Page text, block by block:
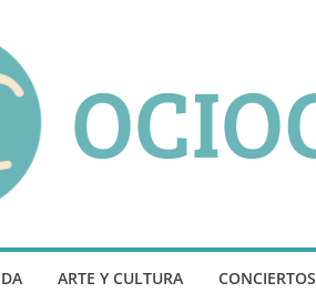
ARTE Y CULTURA CONCIERTOS